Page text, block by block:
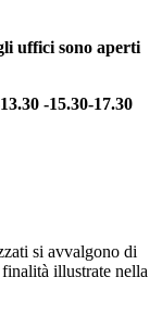
uffici sono aperti
-15.30-17.30
si avvalgono di
illustrate nella